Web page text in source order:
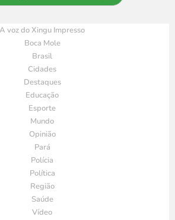
A voz do Xingu Impresso
Boca Mole
Brasil
Cidades
Destaques
Educação
Esporte
Mundo
Opinião
Pará
Polícia
Política
Região
Saúde
Vídeo